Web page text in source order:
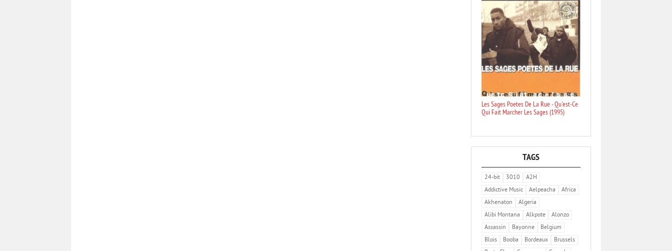
Les Sages Poetes De La Rue - Qu'est-Ce
Qui Fait Marcher Les Sages (1995)
TAGS
24-bit 3010
A2H
Addictive Music
Aelpeacha
Africa
Akhenaton
Algeria
Alibi Montana
Alkpote
Alonzo
Assassin
Bayonne
Belgium
Blois
Booba Bordeaux
Brussels